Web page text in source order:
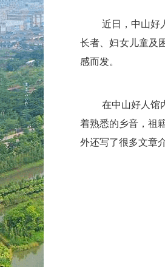
近日，中山好
长者、妇女儿童及
感而发。
在中山好人馆
着熟悉的乡音，祖
外还写了很多文章